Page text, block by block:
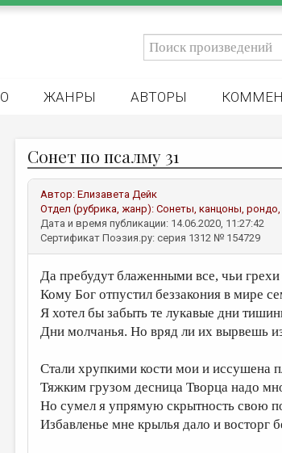
ЖАНРЫ АВТОРЫ
Сонет по псалму 31
Автор: Елизавета Дейк
Отдел (рубрика, жанр): Сонеты, канцоны,
Дата и время публикации: 14.06.2020, 11:27:42
Сертификат Поэзия.ру: серия 1312 № 154729
Да пребудут блаженными все, чьи
Кому Бог отпустил беззакония в мире
Я хотел бы забыть те лукавые дни
Дни молчанья. Но вряд ли их вырвешь
Стали хрупкими кости мои и иссушена
Тяжким грузом десница Творца надо
Но сумел я упрямую скрытность свою
Избавленье мне крылья дало и восторг